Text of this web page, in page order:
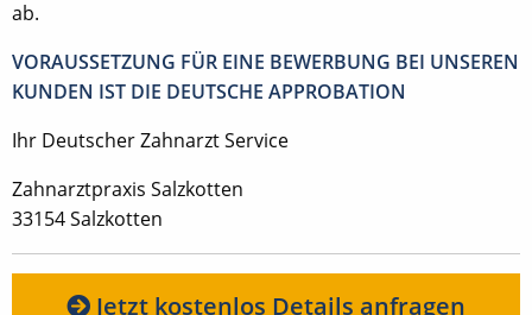
ab.
VORAUSSETZUNG FÜR EINE BEWERBUNG BEI UNSEREN
KUNDEN IST DIE DEUTSCHE APPROBATION
Ihr Deutscher Zahnarzt Service
Zahnarztpraxis Salzkotten
33154 Salzkotten
Jetzt kostenlos Details anfragen